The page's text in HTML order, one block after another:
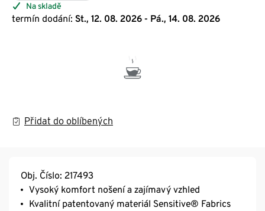
Na skladě
termín dodání: St., 12. 08. 2026 - Pá., 14. 08. 2026
Přidat do oblíbených
Obj. Číslo: 217493
Vysoký komfort nošení a zajímavý vzhled
Kvalitní patentovaný materiál Sensitive® Fabrics